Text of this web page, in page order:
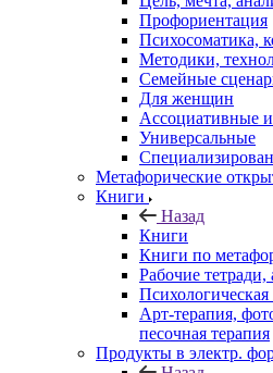
Профориентация
Психосоматика,
Методики,
Семейные
Для женщин
Ассоциативные
Универсальные
Метафорические
Книги
Назад
Книги
Книги по
Рабочие
Психологическая
Арт-терапия,
песочная терапия
Продукты в электр.